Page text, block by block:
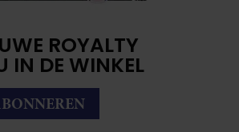
ROYALTY
IN DE WINKEL